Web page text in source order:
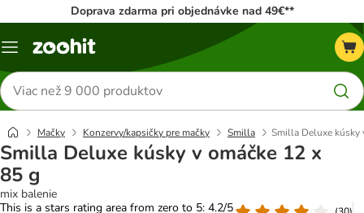
Doprava zdarma pri objednávke nad 49€**
Kategórie
Hľadať
produkty
Mačky Konzervy/kapsičky pre mačky Smilla Smilla Deluxe kúsky
Smilla Deluxe kúsky v omáčke 12 x
85 g
mix balenie
This is a stars rating area from zero to 5: 4.2/5